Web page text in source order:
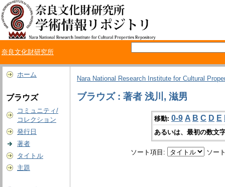
奈良文化財研究所
ホーム
ブラウズ
コミュニティ/
コレクション
発行日
著者
タイトル
主題
Nara National Research Institute for Cultural
ブラウズ : 著者 浅川, 滋男
移動: 0-9 A B C D E
あるいは、最初の数文
ソート項目: ソー